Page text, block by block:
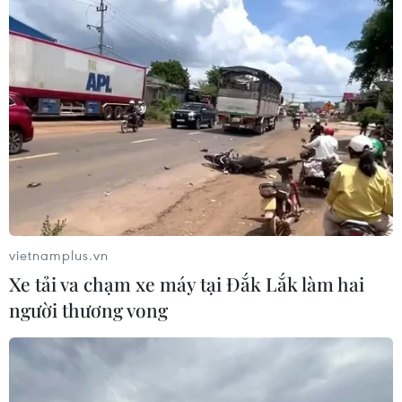
Futsal Việt Nam bất bại sau trận hòa
khó tin trước chủ nhà Thái Lan
06/08/2026 02:38
Khai mạc Vòng loại môn Bóng rổ Đại
hội Thể thao sinh viên toàn quốc
năm 2026
05/08/2026 11:57
Toàn cảnh ASEAN Cup: Thái
Lan "thắng như chẻ tre", thách thức
tuyển Việt Nam
05/08/2026 07:15
vietnamplus.vn
Xe tải va chạm xe máy tại Đắk Lắk làm hai
người thương vong